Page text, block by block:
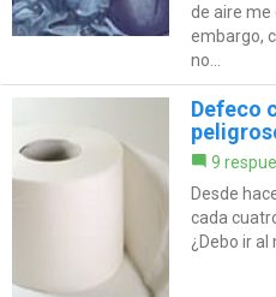
de aire
embargo,
no...
Defeco
9
Desde
cada
¿Debo ir al